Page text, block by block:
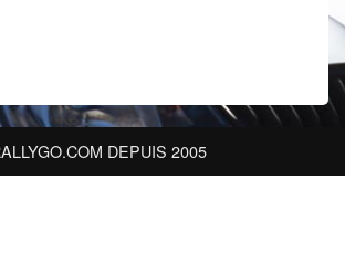
DEPUIS 2005